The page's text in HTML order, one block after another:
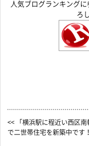
人気ブログランキング
ろ
<< 「横浜駅に程近い西区南
で二世帯住宅を新築中です